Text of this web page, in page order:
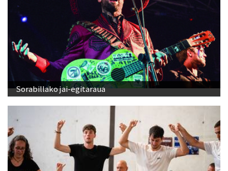
Sorabillako jai-egitaraua